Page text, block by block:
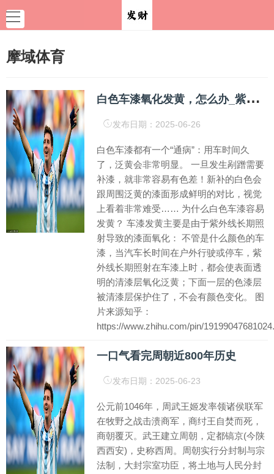
摩域体育
白
色车漆氧化发黄，怎么办_紫外线_抛光_pin
发布日期：2025-06-26
白色车漆都有一个“通病”：用车时间久
了，泛黄会非常明显。 一旦发生剐蹭需要
补漆，就非常容易有色差！新补的白色会
跟周围泛黄的漆面形成鲜明的对比，视觉
上看着非常难受…… 为什么白色车漆容易
发黄？ 车漆发黄主要是由于紫外线长期照
射导致的漆面氧化： 不管是什么颜色的车
漆，当汽车长时间在户外行驶或停车，紫
外线长期照射在车漆上时，都会使表面透
明的清漆层氧化泛黄；下面一层的色漆层
被清漆层保护住了，不会有颜色变化。 图
片来源知乎：
https://www.zhihu.com/pin/
一口气看完周朝近800年历史
发布日期：2025-06-23
公元前1046年，周武王姬发率领诸侯联军
在牧野之战击溃商军，商纣王自焚而死，
商朝覆灭。武王建立周朝，定都镐京(今陕
西西安)，史称西周。周朝实行分封制与宗
法制，大封宗室功臣，将土地与人民分封